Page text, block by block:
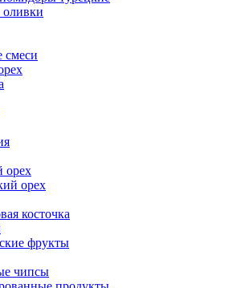
оливки
смеси
орех
орех
косточка
фрукты
чипсы